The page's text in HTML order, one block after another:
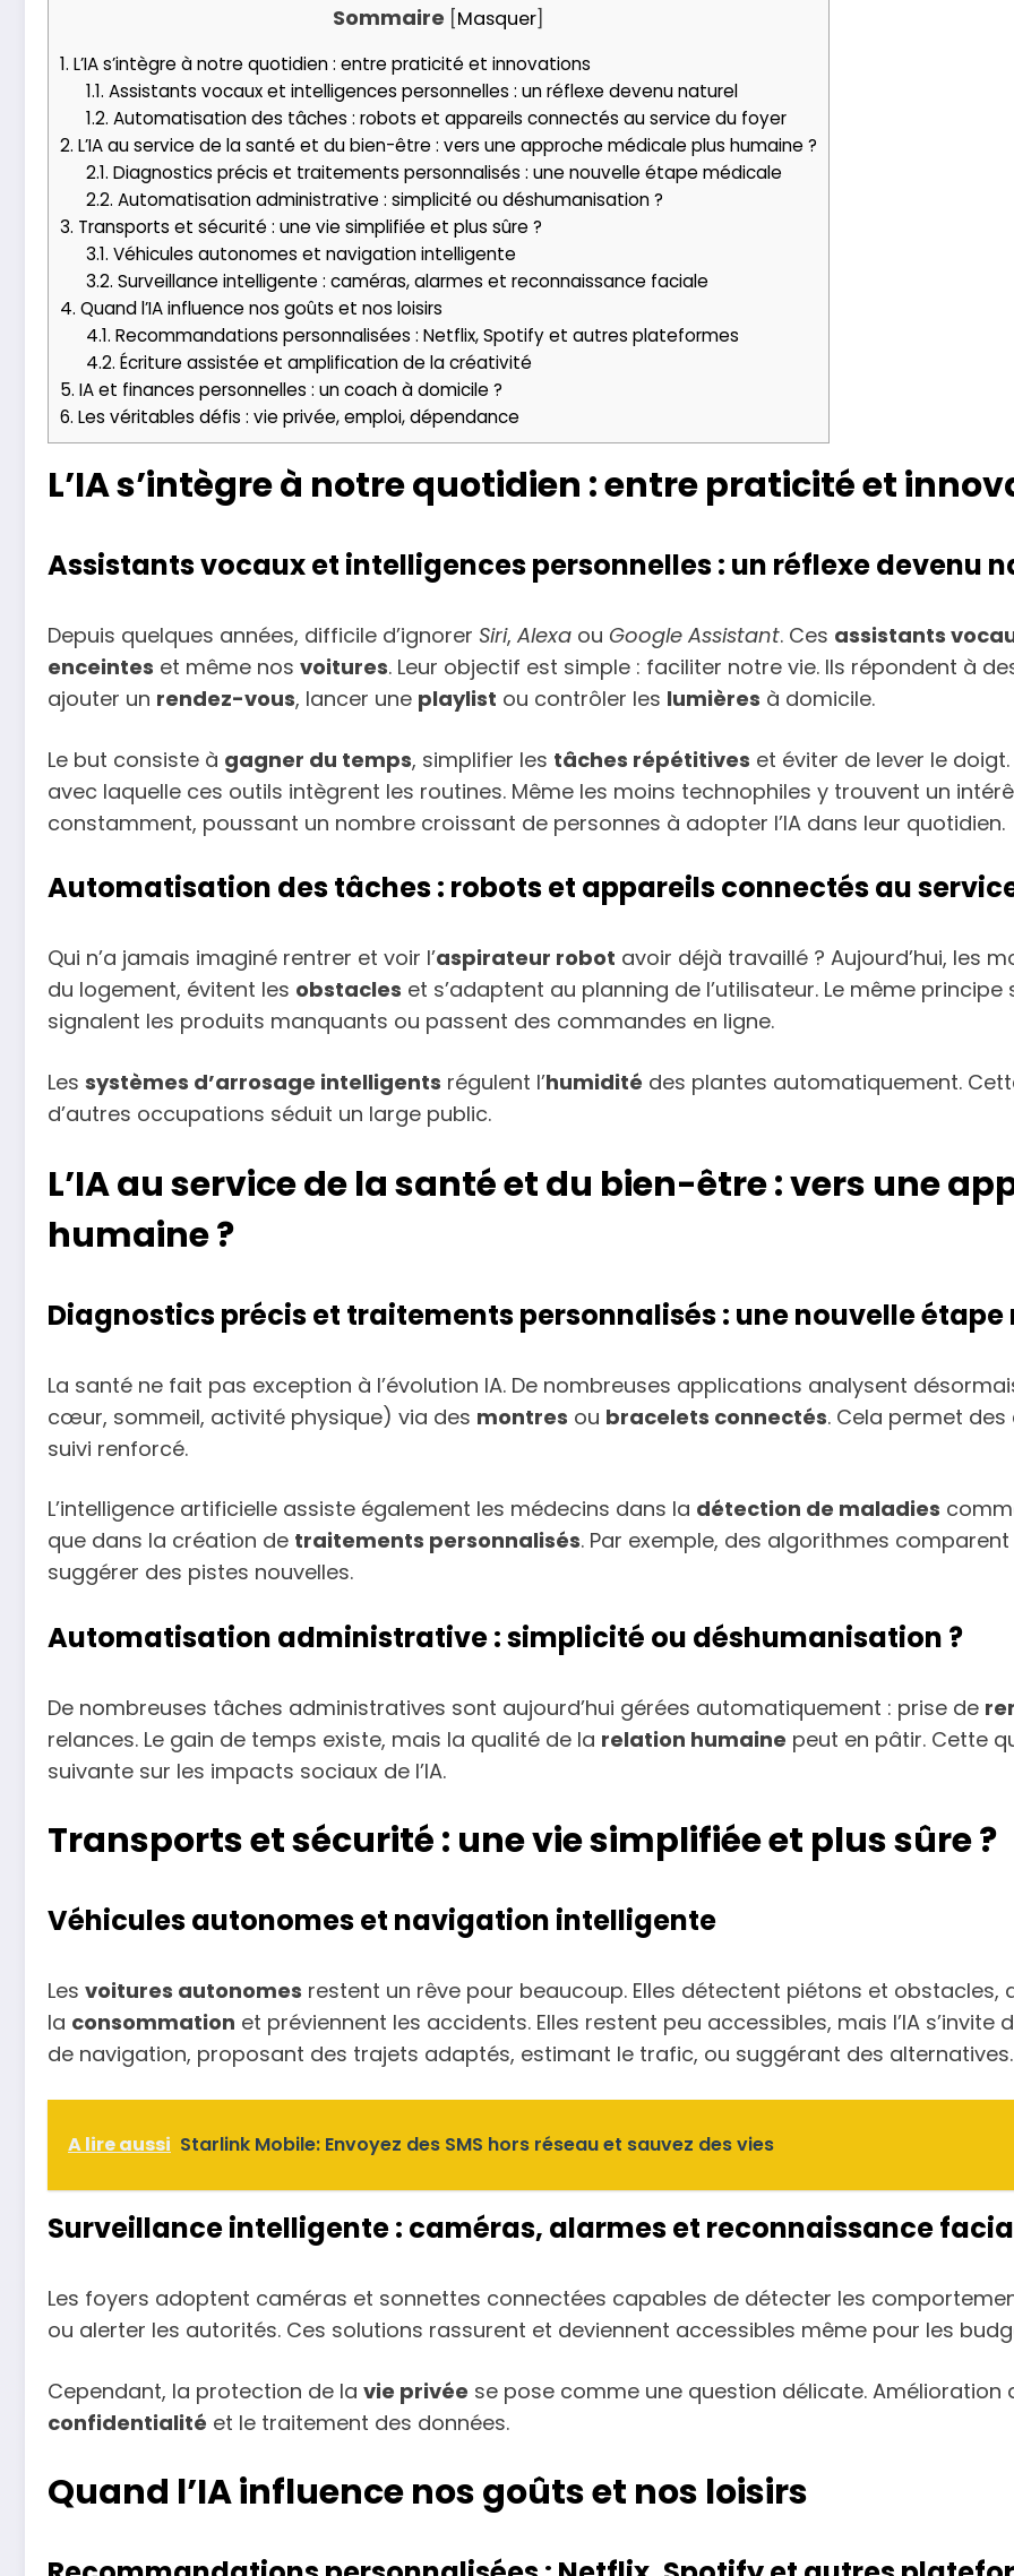
Sommaire [Masquer]
1. L’IA s’intègre à notre quotidien : entre praticité et innovations
1.1. Assistants vocaux et intelligences personnelles : un réflexe devenu naturel
1.2. Automatisation des tâches : robots et appareils connectés au service du foyer
2. L’IA au service de la santé et du bien-être : vers une approche médicale plus humaine ?
2.1. Diagnostics précis et traitements personnalisés : une nouvelle étape médicale
2.2. Automatisation administrative : simplicité ou déshumanisation ?
3. Transports et sécurité : une vie simplifiée et plus sûre ?
3.1. Véhicules autonomes et navigation intelligente
3.2. Surveillance intelligente : caméras, alarmes et reconnaissance faciale
4. Quand l’IA influence nos goûts et nos loisirs
4.1. Recommandations personnalisées : Netflix, Spotify et autres plateformes
4.2. Écriture assistée et amplification de la créativité
5. IA et finances personnelles : un coach à domicile ?
6. Les véritables défis : vie privée, emploi, dépendance
L’IA s’intègre à notre quotidien : entre praticité et
Assistants vocaux et intelligences personnelles : un réflexe devenu
Depuis quelques années, difficile d’ignorer Siri, Alexa ou Google Assistant. Ces assistants
enceintes et même nos voitures. Leur objectif est simple : faciliter notre vie. Ils répondent à
ajouter un rendez-vous, lancer une playlist ou contrôler les lumières à domicile.
Le but consiste à gagner du temps, simplifier les tâches répétitives et éviter de lever le
avec laquelle ces outils intègrent les routines. Même les moins technophiles y trouvent un
constamment, poussant un nombre croissant de personnes à adopter l’IA dans leur quotidien.
Automatisation des tâches : robots et appareils connectés au
Qui n’a jamais imaginé rentrer et voir l’aspirateur robot avoir déjà travaillé ? Aujourd’hui, les
du logement, évitent les obstacles et s’adaptent au planning de l’utilisateur. Le même principe
signalent les produits manquants ou passent des commandes en ligne.
Les systèmes d’arrosage intelligents régulent l’humidité des plantes automatiquement.
d’autres occupations séduit un large public.
L’IA au service de la santé et du bien-être : vers une
humaine ?
Diagnostics précis et traitements personnalisés : une nouvelle
La santé ne fait pas exception à l’évolution IA. De nombreuses applications analysent
cœur, sommeil, activité physique) via des montres ou bracelets connectés. Cela permet des
suivi renforcé.
L’intelligence artificielle assiste également les médecins dans la détection de maladies
que dans la création de traitements personnalisés. Par exemple, des algorithmes
suggérer des pistes nouvelles.
Automatisation administrative : simplicité ou déshumanisation ?
De nombreuses tâches administratives sont aujourd’hui gérées automatiquement : prise de
relances. Le gain de temps existe, mais la qualité de la relation humaine peut en pâtir. Cette
suivante sur les impacts sociaux de l’IA.
Transports et sécurité : une vie simplifiée et plus sûre ?
Véhicules autonomes et navigation intelligente
Les voitures autonomes restent un rêve pour beaucoup. Elles détectent piétons et
la consommation et préviennent les accidents. Elles restent peu accessibles, mais l’IA s’invite
de navigation, proposant des trajets adaptés, estimant le trafic, ou suggérant des alternatives.
A lire aussi Starlink Mobile: Envoyez des SMS hors réseau et sauvez des vies
Surveillance intelligente : caméras, alarmes et reconnaissance
Les foyers adoptent caméras et sonnettes connectées capables de détecter les
ou alerter les autorités. Ces solutions rassurent et deviennent accessibles même pour les
Cependant, la protection de la vie privée se pose comme une question délicate. Amélioration
confidentialité et le traitement des données.
Quand l’IA influence nos goûts et nos loisirs